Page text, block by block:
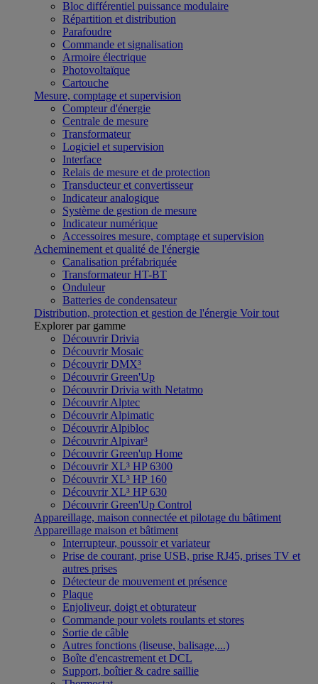
Bloc différentiel puissance modulaire
Répartition et distribution
Parafoudre
Commande et signalisation
Armoire électrique
Photovoltaïque
Cartouche
Mesure, comptage et supervision
Compteur d'énergie
Centrale de mesure
Transformateur
Logiciel et supervision
Interface
Relais de mesure et de protection
Transducteur et convertisseur
Indicateur analogique
Système de gestion de mesure
Indicateur numérique
Accessoires mesure, comptage et supervision
Acheminement et qualité de l'énergie
Canalisation préfabriquée
Transformateur HT-BT
Onduleur
Batteries de condensateur
Distribution, protection et gestion de l'énergie Voir tout
Explorer par gamme
Découvrir Drivia
Découvrir Mosaic
Découvrir DMX³
Découvrir Green'Up
Découvrir Drivia with Netatmo
Découvrir Alptec
Découvrir Alpimatic
Découvrir Alpibloc
Découvrir Alpivar³
Découvrir Green'up Home
Découvrir XL³ HP 6300
Découvrir XL³ HP 160
Découvrir XL³ HP 630
Découvrir Green'Up Control
Appareillage, maison connectée et pilotage du bâtiment
Appareillage maison et bâtiment
Interrupteur, poussoir et variateur
Prise de courant, prise USB, prise RJ45, prises TV et
autres prises
Détecteur de mouvement et présence
Plaque
Enjoliveur, doigt et obturateur
Commande pour volets roulants et stores
Sortie de câble
Autres fonctions (liseuse, balisage,...)
Boîte d'encastrement et DCL
Support, boîtier & cadre saillie